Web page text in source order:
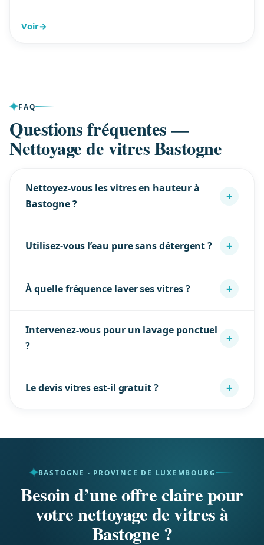
Voir→
FAQ
Questions fréquentes —
Nettoyage de vitres Bastogne
Nettoyez-vous les vitres en hauteur à
Bastogne ?
+
plupart des étages, nacelle pour les cas
Utilisez-vous l’eau pure sans détergent ? +
résidus ni traces, écologique et sans produit
À quelle fréquence laver ses vitres ? +
bimensuel. Bureaux : trimestriel courant. On
calibre selon votre exposition à Bastogne.
Intervenez-vous pour un lavage ponctuel
?
+
événement, printemps) comme contrat régulier.
Le devis vitres est-il gratuit ? +
BASTOGNE · PROVINCE DE LUXEMBOURG
Besoin d’une offre claire pour
votre nettoyage de vitres à
Bastogne ?